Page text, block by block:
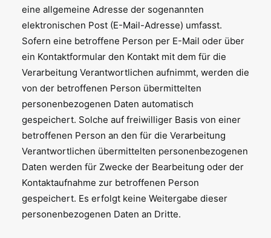
eine allgemeine Adresse der sogenannten
elektronischen Post (E-Mail-Adresse) umfasst.
Sofern eine betroffene Person per E-Mail oder über
ein Kontaktformular den Kontakt mit dem für die
Verarbeitung Verantwortlichen aufnimmt, werden die
von der betroffenen Person übermittelten
personenbezogenen Daten automatisch
gespeichert. Solche auf freiwilliger Basis von einer
betroffenen Person an den für die Verarbeitung
Verantwortlichen übermittelten personenbezogenen
Daten werden für Zwecke der Bearbeitung oder der
Kontaktaufnahme zur betroffenen Person
gespeichert. Es erfolgt keine Weitergabe dieser
personenbezogenen Daten an Dritte.